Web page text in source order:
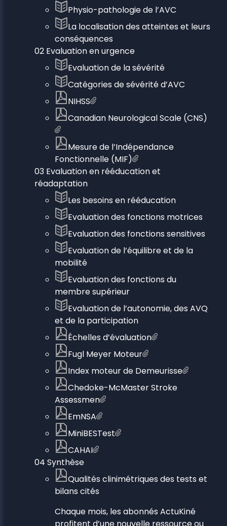
Physio-pathologie de l’AVC
La localisation des atteintes et leurs
conséquences
02 Evaluation en urgence
Evaluation de la sévérité
Catégories de sévérité d’AVC
NIHSS
Canadian Neurological Scale (CNS)
Mesure de l’Indépendance
Fonctionnelle (MIF)
03 Evaluation en rééducation et
réadaptation
Les besoins en rééducation
Evaluation des fonctions motrices
Evaluation des fonctions sensitives
Evaluation de l’équilibre et de la
mobilité
Evaluation des fonctions du
membre supérieur
Evaluation de l’autonomie, des AVQ
et de la participation
Échelles d’évaluation
Fugl Meyer Moteur
Index moteur de Demeurisse
Chedoke-McMaster Stroke
Assessmen
EmNSA
MiniBESTest
CAHAI
04 Synthèse
Qualités clinimétriques des tests et
bilans cités
Chaque mois, les abonnés ActuKiné